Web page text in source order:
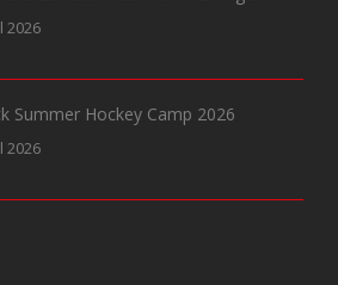
2026
Summer Hockey Camp 2026
2026